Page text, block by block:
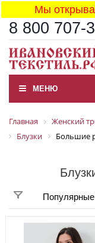
Мы
8 800 707-
МЕНЮ
Главная Женский
Блузки
Большие
Популярные